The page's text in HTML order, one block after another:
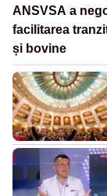
ANSVSA a
facilitarea
și bovine